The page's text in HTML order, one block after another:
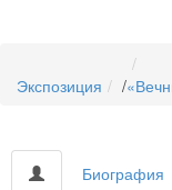
Экспозиция /
Биография